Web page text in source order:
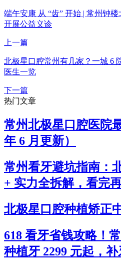
端午安康 从 “齿” 开始 | 常州钟
开展公益义诊
上一篇
北极星口腔常州有几家？一城 6
医生一览
下一篇
热门文章
常州北极星口腔医院
年 6 月更新）
常州看牙避坑指南：
+ 实力全拆解，看完
北极星口腔种植矫正
618 看牙省钱攻略！
种植牙 2299 元起，